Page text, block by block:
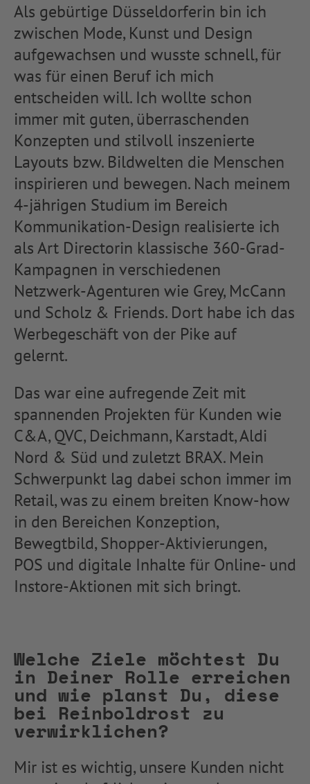
Als gebürtige Düsseldorferin bin ich
zwischen Mode, Kunst und Design
aufgewachsen und wusste schnell, für
was für einen Beruf ich mich
entscheiden will. Ich wollte schon
immer mit guten, überraschenden
Konzepten und stilvoll inszenierte
Layouts bzw. Bildwelten die Menschen
inspirieren und bewegen. Nach meinem
4-jährigen Studium im Bereich
Kommunikation-Design realisierte ich
als Art Directorin klassische 360-Grad-
Kampagnen in verschiedenen
Netzwerk-Agenturen wie Grey, McCann
und Scholz & Friends. Dort habe ich das
Werbegeschäft von der Pike auf
gelernt.
Das war eine aufregende Zeit mit
spannenden Projekten für Kunden wie
C&A, QVC, Deichmann, Karstadt, Aldi
Nord & Süd und zuletzt BRAX. Mein
Schwerpunkt lag dabei schon immer im
Retail, was zu einem breiten Know-how
in den Bereichen Konzeption,
Bewegtbild, Shopper-Aktivierungen,
POS und digitale Inhalte für Online- und
Instore-Aktionen mit sich bringt.
Welche Ziele möchtest Du
in Deiner Rolle erreichen
und wie planst Du, diese
bei Reinboldrost zu
verwirklichen?
Mir ist es wichtig, unsere Kunden nicht